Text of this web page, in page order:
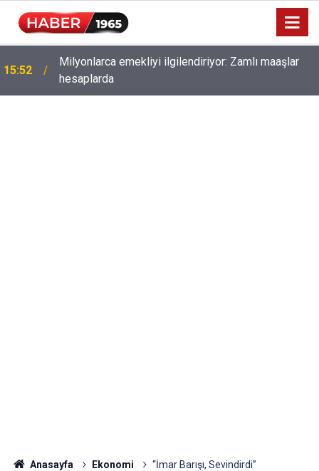
15:52
Milyonlarca emekliyi ilgilendiriyor: Zamlı maaşlar
hesaplarda
Anasayfa Ekonomi “İmar Barışı, Sevindirdi”